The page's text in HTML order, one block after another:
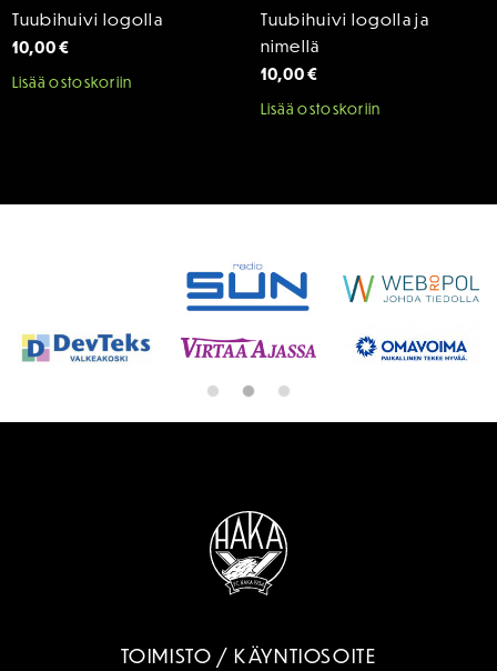
Tuubihuivi logolla
10,00€
Lisää ostoskoriin
Tuubihuivi logolla ja
nimellä
10,00€
Lisää ostoskoriin
TOIMISTO / KÄYNTIOSOITE